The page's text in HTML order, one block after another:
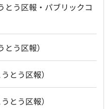
とう区報・パブリックコ
う区報）
とう区報）
とう区報）